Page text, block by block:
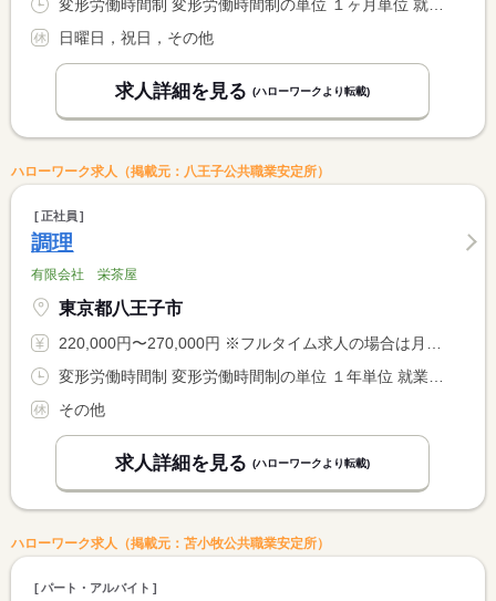
日曜日，祝日，その他
求人詳細を見る (ハローワークより転載)
ハローワーク求人（掲載元：八王子公共職業安定所）
正社員
調理
有限会社 栄茶屋
東京都八王子市
220,000円〜270,000円 ※フルタイム求人の場合は月額（換算額）、パート求人の場合は時間額を表示しています。
その他
求人詳細を見る (ハローワークより転載)
ハローワーク求人（掲載元：苫小牧公共職業安定所）
パート・アルバイト